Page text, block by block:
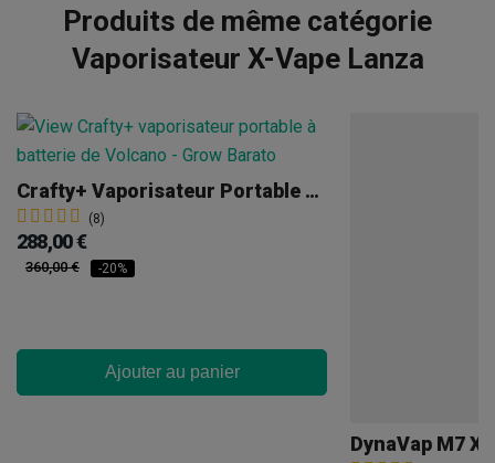
Produits de même catégorie
Vaporisateur X-Vape Lanza
Crafty+ Vaporisateur Portable À Batterie
(8)
288,00 €
360,00 € -20%
Ajouter au panier
DynaVap M7 XL